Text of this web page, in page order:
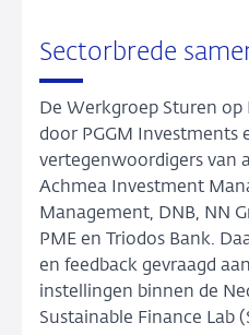
Sectorbrede
De Werkgroep Sturen
door PGGM Investments
vertegenwoordigers van
Achmea Investment
Management, DNB, NN
PME en Triodos Bank.
en feedback gevraagd
instellingen binnen de
Sustainable Finance Lab